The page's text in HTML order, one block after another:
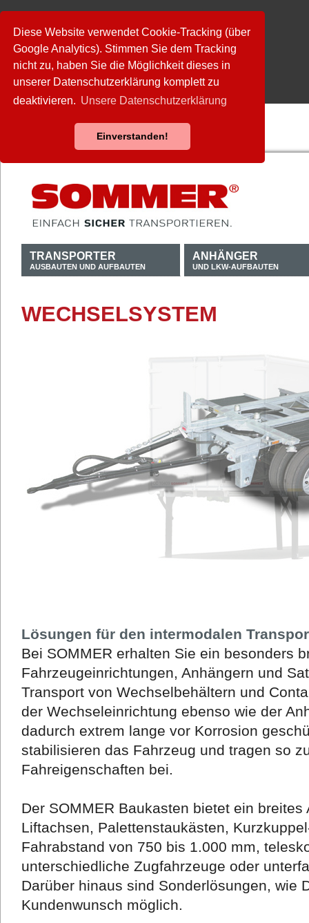
Diese Website verwendet Cookie-Tracking (über
Google Analytics). Stimmen Sie dem Tracking
nicht zu, haben Sie die Möglichkeit dieses in
unserer Datenschutzerklärung komplett zu
deaktivieren. Unsere Datenschutzerklärung
Einverstanden!
TRANSPORTER
AUSBAUTEN UND AUFBAUTEN
ANHÄNGER
UND LKW-AUFBAUTEN
WECHSELSYSTEM
Lösungen für den intermodalen
Bei SOMMER erhalten Sie ein besonders
Fahrzeugeinrichtungen, Anhängern und
Transport von Wechselbehältern und
der Wechseleinrichtung ebenso wie der
dadurch extrem lange vor Korrosion
stabilisieren das Fahrzeug und tragen so
Fahreigenschaften bei.
Der SOMMER Baukasten bietet ein
Liftachsen, Palettenstaukästen,
Fahrabstand von 750 bis 1.000 mm,
unterschiedliche Zugfahrzeuge oder
Darüber hinaus sind Sonderlösungen, wie
Kundenwunsch möglich.